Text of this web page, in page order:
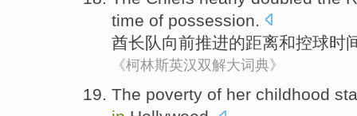
time of possession
酋长队向前推进的距离和控球时
《柯林斯英汉双解大词典》
The poverty of her childhood